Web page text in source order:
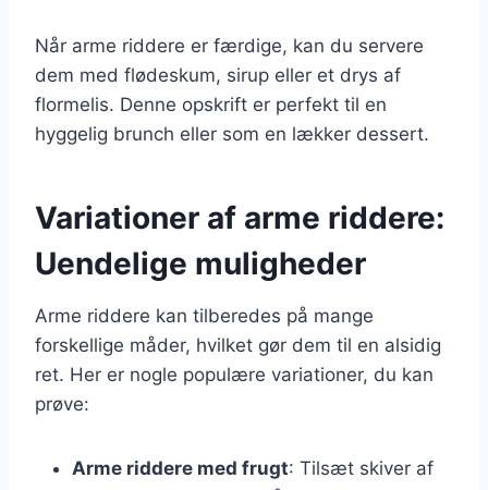
Når arme riddere er færdige, kan du servere
dem med flødeskum, sirup eller et drys af
flormelis. Denne opskrift er perfekt til en
hyggelig brunch eller som en lækker dessert.
Variationer af arme riddere:
Uendelige muligheder
Arme riddere kan tilberedes på mange
forskellige måder, hvilket gør dem til en alsidig
ret. Her er nogle populære variationer, du kan
prøve:
Arme riddere med frugt: Tilsæt skiver af